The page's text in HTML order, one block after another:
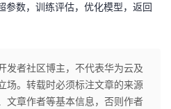
参数，训练评估，优化模型，返回
发者社区博主，不代表华为云及
场。转载时必须标注文章的来源
文章作者等基本信息，否则作者